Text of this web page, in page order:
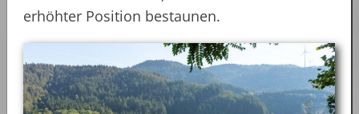
erhöhter Position bestaunen.